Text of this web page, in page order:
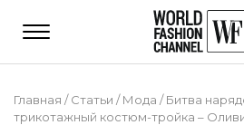
Главная /Статьи /Мода /Битва
трикотажный костюм-тройка –